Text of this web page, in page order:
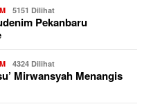
5151 Dilihat
Pekanbaru
4324 Dilihat
Mirwansyah Menangis